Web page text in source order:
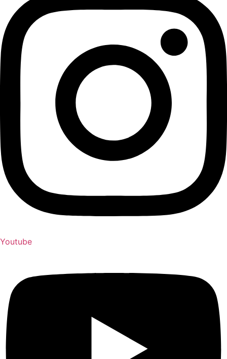
Youtube